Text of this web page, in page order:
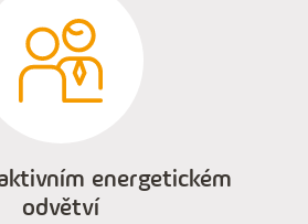
energetickém
odvětví